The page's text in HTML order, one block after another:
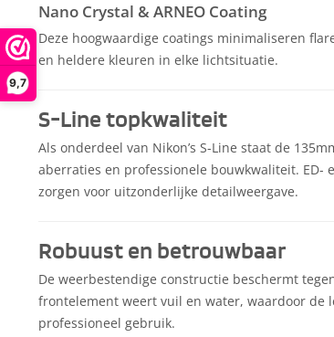
9,7
Nano Crystal & ARNEO Coating
Deze hoogwaardige coatings minimaliseren
en heldere kleuren in elke lichtsituatie.
S-Line topkwaliteit
Als onderdeel van Nikon’s S-Line staat de
aberraties en professionele bouwkwaliteit. ED-
zorgen voor uitzonderlijke detailweergave.
Robuust en betrouwbaar
De weerbestendige constructie beschermt
frontelement weert vuil en water, waardoor
professioneel gebruik.